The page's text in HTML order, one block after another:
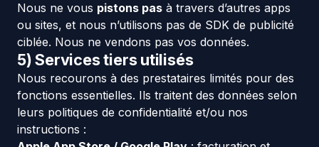
Nous ne vous pistons pas à travers d’autres apps
ou sites, et nous n’utilisons pas de SDK de publicité
ciblée. Nous ne vendons pas vos données.
5) Services tiers utilisés
Nous recourons à des prestataires limités pour des
fonctions essentielles. Ils traitent des données selon
leurs politiques de confidentialité et/ou nos
instructions :